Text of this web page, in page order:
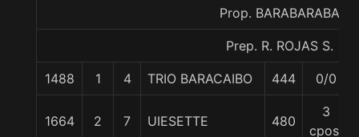
Prop. BARABARABA
Prep. R. ROJAS S.
1488 1 4 TRIO BARACAIBO 444 0/0
1664 2 7 UIESETTE 480
3
cpos.